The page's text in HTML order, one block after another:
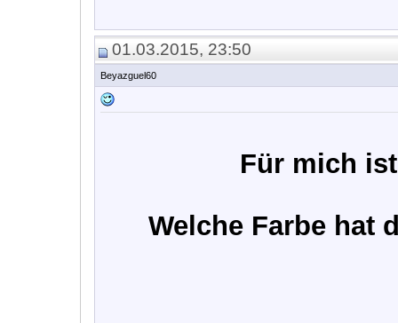
01.03.2015, 23:50
Beyazguel60
Für mich
Welche Farbe hat